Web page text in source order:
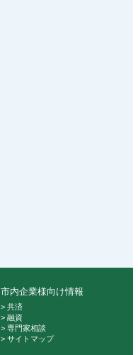
市内企業様向け情報
> 共済
> 融資
> 専門家相談
> サイトマップ